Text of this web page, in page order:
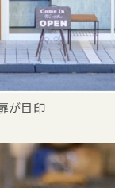
が目印